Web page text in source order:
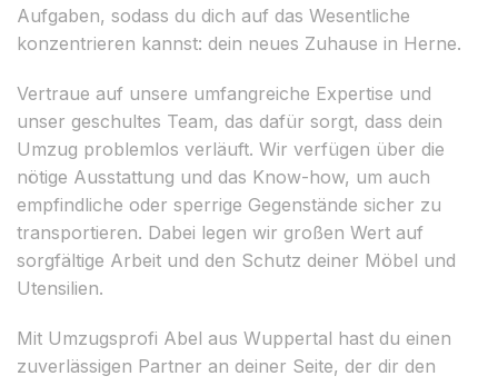
Aufgaben, sodass du dich auf das Wesentliche
konzentrieren kannst: dein neues Zuhause in Herne.
Vertraue auf unsere umfangreiche Expertise und
unser geschultes Team, das dafür sorgt, dass dein
Umzug problemlos verläuft. Wir verfügen über die
nötige Ausstattung und das Know-how, um auch
empfindliche oder sperrige Gegenstände sicher zu
transportieren. Dabei legen wir großen Wert auf
sorgfältige Arbeit und den Schutz deiner Möbel und
Utensilien.
Mit Umzugsprofi Abel aus Wuppertal hast du einen
zuverlässigen Partner an deiner Seite, der dir den